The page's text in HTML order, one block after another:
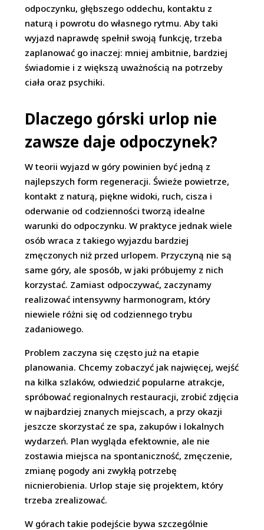
odpoczynku, głębszego oddechu, kontaktu z
naturą i powrotu do własnego rytmu. Aby taki
wyjazd naprawdę spełnił swoją funkcję, trzeba
zaplanować go inaczej: mniej ambitnie, bardziej
świadomie i z większą uważnością na potrzeby
ciała oraz psychiki.
Dlaczego górski urlop nie
zawsze daje odpoczynek?
W teorii wyjazd w góry powinien być jedną z
najlepszych form regeneracji. Świeże powietrze,
kontakt z naturą, piękne widoki, ruch, cisza i
oderwanie od codzienności tworzą idealne
warunki do odpoczynku. W praktyce jednak wiele
osób wraca z takiego wyjazdu bardziej
zmęczonych niż przed urlopem. Przyczyną nie są
same góry, ale sposób, w jaki próbujemy z nich
korzystać. Zamiast odpoczywać, zaczynamy
realizować intensywny harmonogram, który
niewiele różni się od codziennego trybu
zadaniowego.
Problem zaczyna się często już na etapie
planowania. Chcemy zobaczyć jak najwięcej, wejść
na kilka szlaków, odwiedzić popularne atrakcje,
spróbować regionalnych restauracji, zrobić zdjęcia
w najbardziej znanych miejscach, a przy okazji
jeszcze skorzystać ze spa, zakupów i lokalnych
wydarzeń. Plan wygląda efektownie, ale nie
zostawia miejsca na spontaniczność, zmęczenie,
zmianę pogody ani zwykłą potrzebę
nicnierobienia. Urlop staje się projektem, który
trzeba zrealizować.
W górach takie podejście bywa szczególnie